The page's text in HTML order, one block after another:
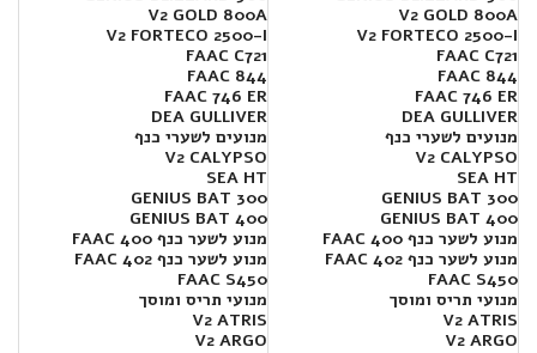
V2 GOLD 800A
V2 FORTECO 2500-I
FAAC C721
FAAC 844
FAAC 746 ER
DEA GULLIVER
מנועים לשערי כנף
V2 CALYPSO
SEA HT
300 GENIUS BAT
400 GENIUS BAT
מנוע לשער כנף FAAC 400
מנוע לשער כנף FAAC 402
FAAC S450
מנועי תריס ומוסך
V2 ATRIS
V2 ARGO
V2 GOLD 800A
V2 FORTECO 2500-I
FAAC C721
FAAC 844
FAAC 746 ER
DEA GULLIVER
מנועים לשערי כנף
V2 CALYPSO
SEA HT
300 GENIUS BAT
400 GENIUS BAT
מנוע לשער כנף FAAC 400
מנוע לשער כנף FAAC 402
FAAC S450
מנועי תריס ומוסך
V2 ATRIS
V2 ARGO